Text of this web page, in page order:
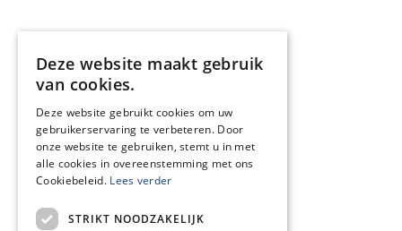
Deze website maakt gebruik
van cookies.
Deze website gebruikt cookies om uw
gebruikerservaring te verbeteren. Door
onze website te gebruiken, stemt u in met
alle cookies in overeenstemming met ons
Cookiebeleid. Lees verder
STRIKT NOODZAKELIJK